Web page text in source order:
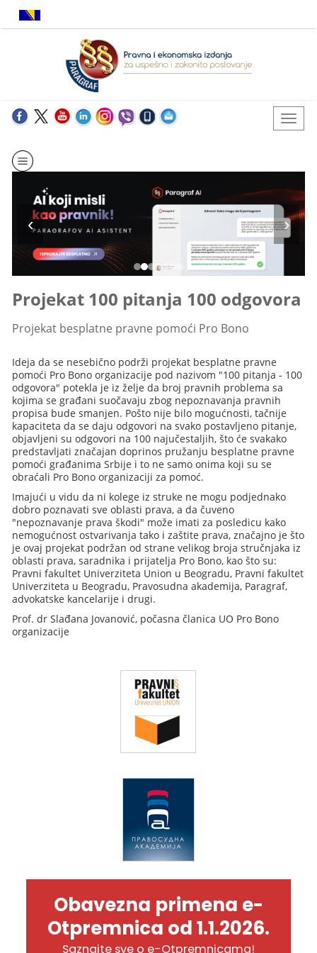
Projekat 100 pitanja 100 odgovora
Projekat besplatne pravne pomoći Pro Bono
Ideja da se nesebično podrži projekat besplatne pravne
pomoći Pro Bono organizacije pod nazivom "100 pitanja - 100
odgovora" potekla je iz želje da broj pravnih problema sa
kojima se građani suočavaju zbog nepoznavanja pravnih
propisa bude smanjen. Pošto nije bilo mogućnosti, tačnije
kapaciteta da se daju odgovori na svako postavljeno pitanje,
objavljeni su odgovori na 100 najučestaljih, što će svakako
predstavljati značajan doprinos pružanju besplatne pravne
pomoći građanima Srbije i to ne samo onima koji su se
obraćali Pro Bono organizaciji za pomoć.
Imajući u vidu da ni kolege iz struke ne mogu podjednako
dobro poznavati sve oblasti prava, a da čuveno
"nepoznavanje prava škodi" može imati za posledicu kako
nemogućnost ostvarivanja tako i zaštite prava, značajno je što
je ovaj projekat podržan od strane velikog broja stručnjaka iz
oblasti prava, saradnika i prijatelja Pro Bono, kao što su:
Pravni fakultet Univerziteta Union u Beogradu, Pravni fakultet
Univerziteta u Beogradu, Pravosudna akademija, Paragraf,
advokatske kancelarije i drugi.
Prof. dr Slađana Jovanović, počasna članica UO Pro Bono
organizacije
Obavezna primena e-
Otpremnica od 1.1.2026.
Saznajte sve o e-Otpremnicama!